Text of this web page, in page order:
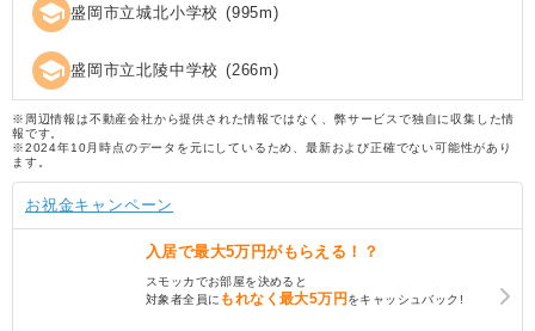
school 盛岡市立城北小学校 (995m)
school 盛岡市立北陵中学校 (266m)
※周辺情報は不動産会社から提供された情報ではなく、弊サービスで独自に収集した情
報です。
※2024年10月時点のデータを元にしているため、最新および正確でない可能性があり
ます。
お祝金キャンペーン
入居で最大5万円がもらえる！？
スモッカでお部屋を決めると
対象者全員に もれなく最大5万円をキャッシュバック!